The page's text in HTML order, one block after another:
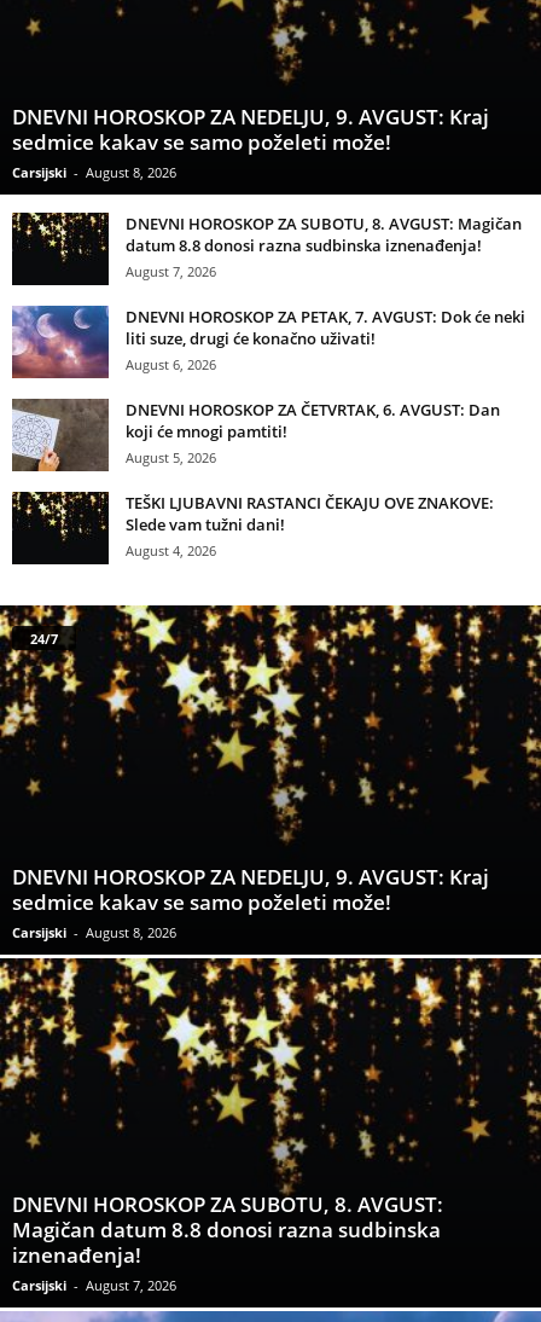
DNEVNI HOROSKOP ZA NEDELJU, 9. AVGUST: Kraj
sedmice kakav se samo poželeti može!
Carsijski - August 8, 2026
DNEVNI HOROSKOP ZA SUBOTU, 8. AVGUST: Magičan
datum 8.8 donosi razna sudbinska iznenađenja!
August 7, 2026
DNEVNI HOROSKOP ZA PETAK, 7. AVGUST: Dok će neki
liti suze, drugi će konačno uživati!
August 6, 2026
DNEVNI HOROSKOP ZA ČETVRTAK, 6. AVGUST: Dan
koji će mnogi pamtiti!
August 5, 2026
TEŠKI LJUBAVNI RASTANCI ČEKAJU OVE ZNAKOVE:
Slede vam tužni dani!
August 4, 2026
24/7
DNEVNI HOROSKOP ZA NEDELJU, 9. AVGUST: Kraj
sedmice kakav se samo poželeti može!
Carsijski - August 8, 2026
DNEVNI HOROSKOP ZA SUBOTU, 8. AVGUST:
Magičan datum 8.8 donosi razna sudbinska
iznenađenja!
Carsijski - August 7, 2026